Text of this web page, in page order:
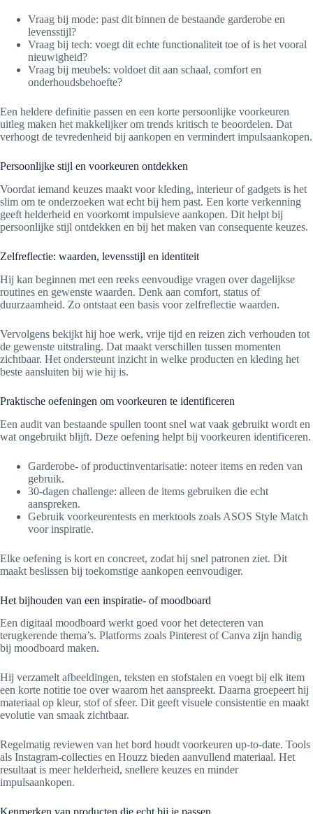
Vraag bij mode: past dit binnen de bestaande garderobe en
levensstijl?
Vraag bij tech: voegt dit echte functionaliteit toe of is het vooral
nieuwigheid?
Vraag bij meubels: voldoet dit aan schaal, comfort en
onderhoudsbehoefte?
Een heldere definitie passen en een korte persoonlijke voorkeuren
uitleg maken het makkelijker om trends kritisch te beoordelen. Dat
verhoogt de tevredenheid bij aankopen en vermindert impulsaankopen.
Persoonlijke stijl en voorkeuren ontdekken
Voordat iemand keuzes maakt voor kleding, interieur of gadgets is het
slim om te onderzoeken wat echt bij hem past. Een korte verkenning
geeft helderheid en voorkomt impulsieve aankopen. Dit helpt bij
persoonlijke stijl ontdekken en bij het maken van consequente keuzes.
Zelfreflectie: waarden, levensstijl en identiteit
Hij kan beginnen met een reeks eenvoudige vragen over dagelijkse
routines en gewenste waarden. Denk aan comfort, status of
duurzaamheid. Zo ontstaat een basis voor zelfreflectie waarden.
Vervolgens bekijkt hij hoe werk, vrije tijd en reizen zich verhouden tot
de gewenste uitstraling. Dat maakt verschillen tussen momenten
zichtbaar. Het ondersteunt inzicht in welke producten en kleding het
beste aansluiten bij wie hij is.
Praktische oefeningen om voorkeuren te identificeren
Een audit van bestaande spullen toont snel wat vaak gebruikt wordt en
wat ongebruikt blijft. Deze oefening helpt bij voorkeuren identificeren.
Garderobe- of productinventarisatie: noteer items en reden van
gebruik.
30-dagen challenge: alleen de items gebruiken die echt
aanspreken.
Gebruik voorkeurentests en merktools zoals ASOS Style Match
voor inspiratie.
Elke oefening is kort en concreet, zodat hij snel patronen ziet. Dit
maakt beslissen bij toekomstige aankopen eenvoudiger.
Het bijhouden van een inspiratie- of moodboard
Een digitaal moodboard werkt goed voor het detecteren van
terugkerende thema’s. Platforms zoals Pinterest of Canva zijn handig
bij moodboard maken.
Hij verzamelt afbeeldingen, teksten en stofstalen en voegt bij elk item
een korte notitie toe over waarom het aanspreekt. Daarna groepeert hij
materiaal op kleur, stof of sfeer. Dit geeft visuele consistentie en maakt
evolutie van smaak zichtbaar.
Regelmatig reviewen van het bord houdt voorkeuren up-to-date. Tools
als Instagram-collecties en Houzz bieden aanvullend materiaal. Het
resultaat is meer helderheid, snellere keuzes en minder
impulsaankopen.